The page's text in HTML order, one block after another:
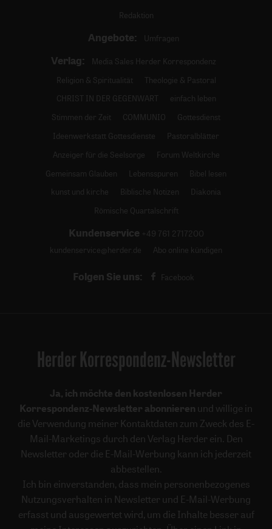
Redaktion
Angebote: Umfragen
Verlag:
Media Sales Herder Korrespondenz
Religion & Spiritualität
Theologie & Pastoral
CHRIST IN DER GEGENWART
einfach leben
Stimmen der Zeit
COMMUNIO
Gottesdienst
Ideenwerkstatt Gottesdienste
Pastoralblätter
Anzeiger für die Seelsorge
Forum Weltkirche
Gemeinsam Glauben
Lebensspuren
Bibel lesen
kunst und kirche
Biblische Notizen
Diakonia
Römische Quartalschrift
Kundenservice +49 761 2717200
kundenservice@herder.de
Abo online kündigen
Folgen Sie uns: Facebook
Herder Korrespondenz-Newsletter
Ja, ich möchte den kostenlosen Herder
Korrespondenz-Newsletter abonnieren und willige in
die Verwendung meiner Kontaktdaten zum Zweck des E-
Mail-Marketings durch den Verlag Herder ein. Den
Newsletter oder die E-Mail-Werbung kann ich jederzeit
abbestellen.
Ich bin einverstanden, dass mein personenbezogenes
Nutzungsverhalten in Newsletter und E-Mail-Werbung
erfasst und ausgewertet wird, um die Inhalte besser auf